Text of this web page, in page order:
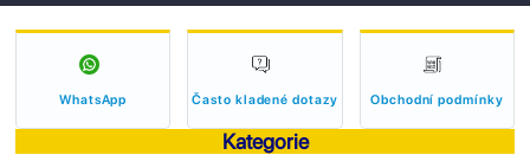
WhatsApp Často kladené dotazy Obchodní podmínky
Kategorie